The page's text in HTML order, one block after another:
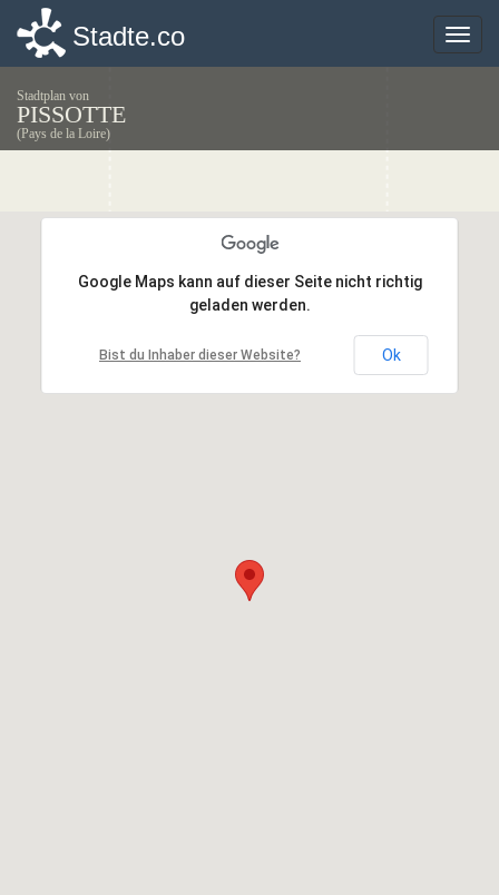
Toggle
Stadte.co
Stadtplan von
PISSOTTE
(Pays de la Loire)
Google Maps kann auf dieser Seite nicht richtig
geladen werden.
Bist du Inhaber dieser Website? Ok
Google Maps kann auf dieser Seite nicht richtig
geladen werden.
Bist du Inhaber dieser Website? Ok
Toggle
Stadte.co